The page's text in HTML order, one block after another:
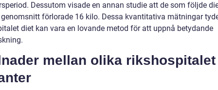
Dessutom visade en annan studie att de som följde
förlorade 16 kilo. Dessa kvantitativa mätningar
diet kan vara en lovande metod för att uppnå betydande
mellan olika